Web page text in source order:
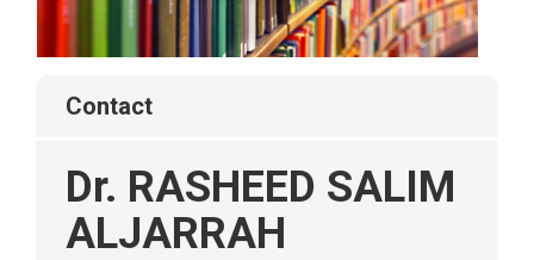
contact
Dr. RASHEED SALIM
ALJARRAH